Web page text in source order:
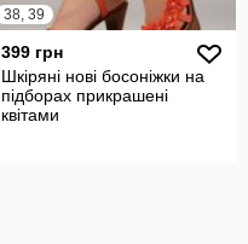
38, 39
399 грн
Шкіряні нові босоніжки на
підборах прикрашені
квітами